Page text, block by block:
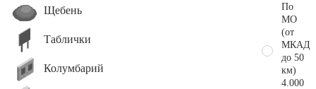
Щебень
Таблички
Колумбарий
По
МО
(от
МКАД
до 50
км)
4.000